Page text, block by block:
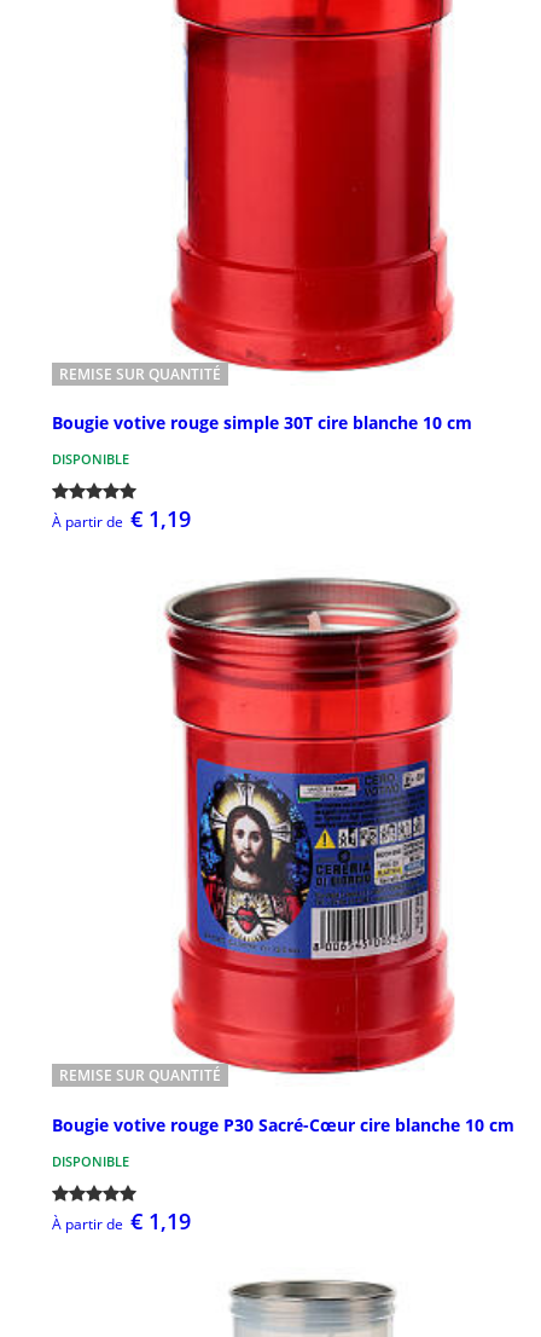
REMISE SUR QUANTITÉ
Bougie votive rouge simple 30T cire blanche 10 cm
DISPONIBLE
À partir de € 1,19
REMISE SUR QUANTITÉ
Bougie votive rouge P30 Sacré-Cœur cire blanche 10 cm
DISPONIBLE
À partir de € 1,19